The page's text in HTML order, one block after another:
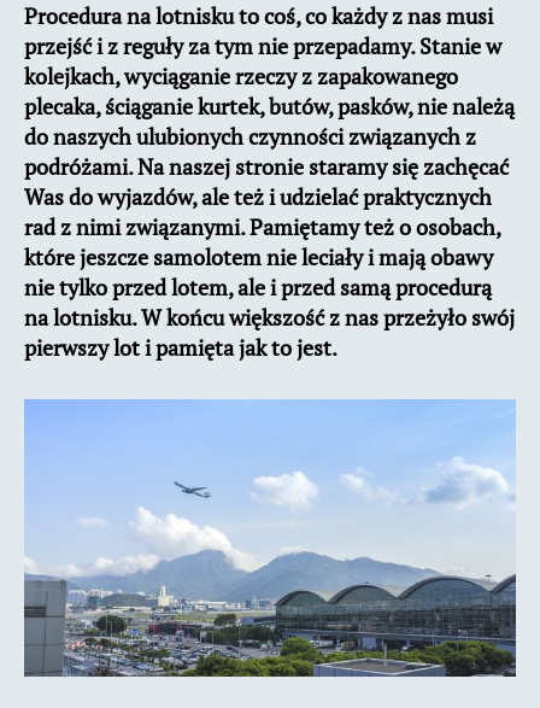
lotnisku
krok
po
kroku
Procedura na lotnisku to coś, co każdy z nas musi
przejść i z reguły za tym nie przepadamy. Stanie w
kolejkach, wyciąganie rzeczy z zapakowanego
plecaka, ściąganie kurtek, butów, pasków, nie należą
do naszych ulubionych czynności związanych z
podróżami. Na naszej stronie staramy się zachęcać
Was do wyjazdów, ale też i udzielać praktycznych
rad z nimi związanymi. Pamiętamy też o osobach,
które jeszcze samolotem nie leciały i mają obawy
nie tylko przed lotem, ale i przed samą procedurą
na lotnisku. W końcu większość z nas przeżyło swój
pierwszy lot i pamięta jak to jest.